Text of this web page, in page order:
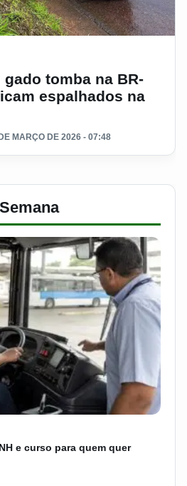
tomba na BR-
espalhados na
MARÇO DE 2026 - 07:48
e curso para quem quer